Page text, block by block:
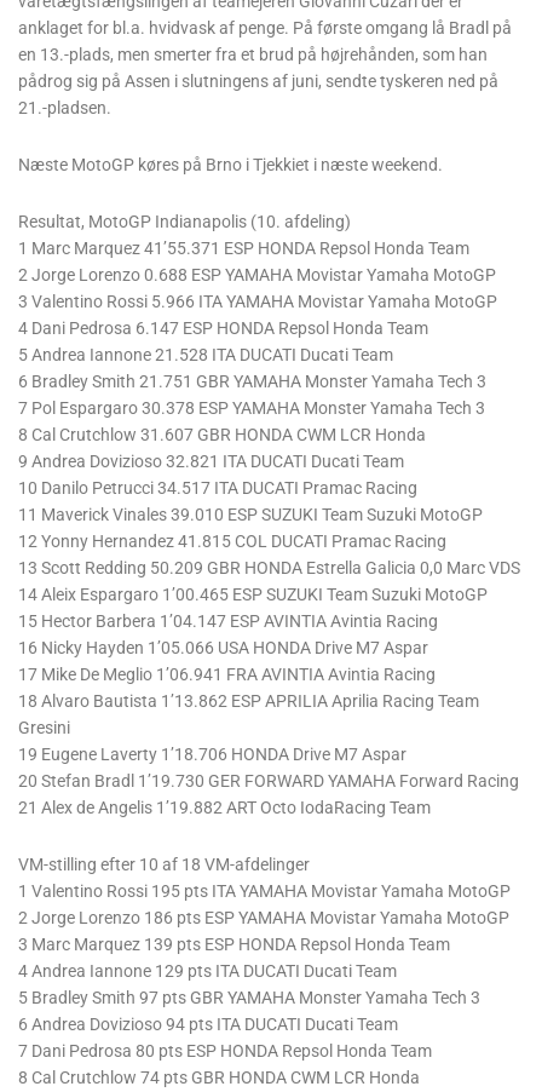
anklaget for bl.a. hvidvask af penge. På første omgang lå Bradl på
en 13.-plads, men smerter fra et brud på højrehånden, som han
pådrog sig på Assen i slutningens af juni, sendte tyskeren ned på
21.-pladsen.
Næste MotoGP køres på Brno i Tjekkiet i næste weekend.
Resultat, MotoGP Indianapolis (10. afdeling)
1 Marc Marquez 41’55.371 ESP HONDA Repsol Honda Team
2 Jorge Lorenzo 0.688 ESP YAMAHA Movistar Yamaha MotoGP
3 Valentino Rossi 5.966 ITA YAMAHA Movistar Yamaha MotoGP
4 Dani Pedrosa 6.147 ESP HONDA Repsol Honda Team
5 Andrea Iannone 21.528 ITA DUCATI Ducati Team
6 Bradley Smith 21.751 GBR YAMAHA Monster Yamaha Tech 3
7 Pol Espargaro 30.378 ESP YAMAHA Monster Yamaha Tech 3
8 Cal Crutchlow 31.607 GBR HONDA CWM LCR Honda
9 Andrea Dovizioso 32.821 ITA DUCATI Ducati Team
10 Danilo Petrucci 34.517 ITA DUCATI Pramac Racing
11 Maverick Vinales 39.010 ESP SUZUKI Team Suzuki MotoGP
12 Yonny Hernandez 41.815 COL DUCATI Pramac Racing
13 Scott Redding 50.209 GBR HONDA Estrella Galicia 0,0 Marc VDS
14 Aleix Espargaro 1’00.465 ESP SUZUKI Team Suzuki MotoGP
15 Hector Barbera 1’04.147 ESP AVINTIA Avintia Racing
16 Nicky Hayden 1’05.066 USA HONDA Drive M7 Aspar
17 Mike De Meglio 1’06.941 FRA AVINTIA Avintia Racing
18 Alvaro Bautista 1’13.862 ESP APRILIA Aprilia Racing Team
Gresini
19 Eugene Laverty 1’18.706 HONDA Drive M7 Aspar
20 Stefan Bradl 1’19.730 GER FORWARD YAMAHA Forward Racing
21 Alex de Angelis 1’19.882 ART Octo IodaRacing Team
VM-stilling efter 10 af 18 VM-afdelinger
1 Valentino Rossi 195 pts ITA YAMAHA Movistar Yamaha MotoGP
2 Jorge Lorenzo 186 pts ESP YAMAHA Movistar Yamaha MotoGP
3 Marc Marquez 139 pts ESP HONDA Repsol Honda Team
4 Andrea Iannone 129 pts ITA DUCATI Ducati Team
5 Bradley Smith 97 pts GBR YAMAHA Monster Yamaha Tech 3
6 Andrea Dovizioso 94 pts ITA DUCATI Ducati Team
7 Dani Pedrosa 80 pts ESP HONDA Repsol Honda Team
8 Cal Crutchlow 74 pts GBR HONDA CWM LCR Honda